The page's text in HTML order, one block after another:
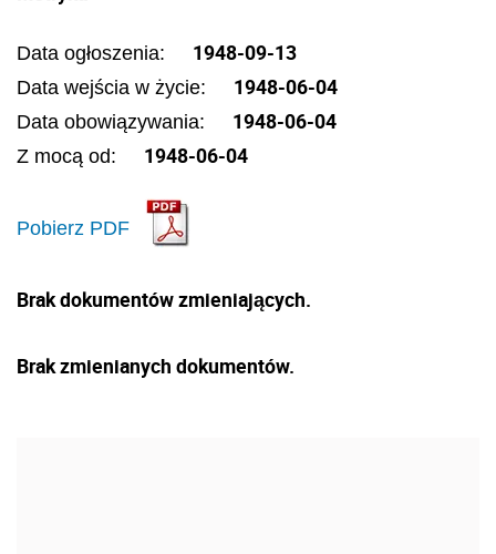
Data ogłoszenia: 1948-09-13
Data wejścia w życie: 1948-06-04
Data obowiązywania: 1948-06-04
Z mocą od: 1948-06-04
Pobierz PDF
Brak dokumentów zmieniających.
Brak zmienianych dokumentów.